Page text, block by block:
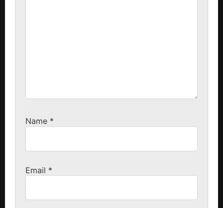
Name *
Email *